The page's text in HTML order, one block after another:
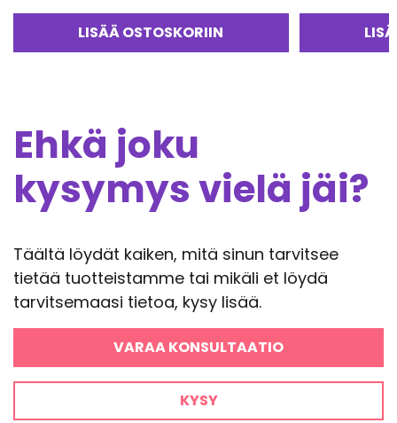
LISÄÄ OSTOSKORIIN
Arvostelu
Ehkä joku
kysymys vielä jäi?
Täältä löydät kaiken, mitä sinun tarvitsee
tietää tuotteistamme tai mikäli et löydä
tarvitsemaasi tietoa, kysy lisää.
VARAA KONSULTAATIO
KYSY